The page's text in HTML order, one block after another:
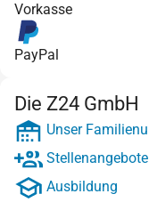
Vorkasse
PayPal
Die Z24 GmbH
Unser
Stellenangebote
Ausbildung